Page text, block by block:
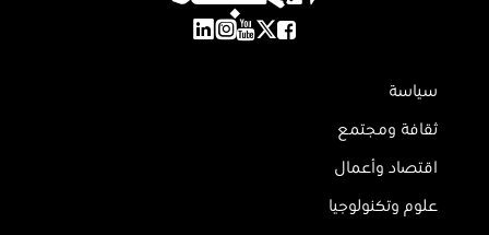
سياسة
ثقافة ومجتمع
اقتصاد وأعمال
علوم وتكنولوجيا